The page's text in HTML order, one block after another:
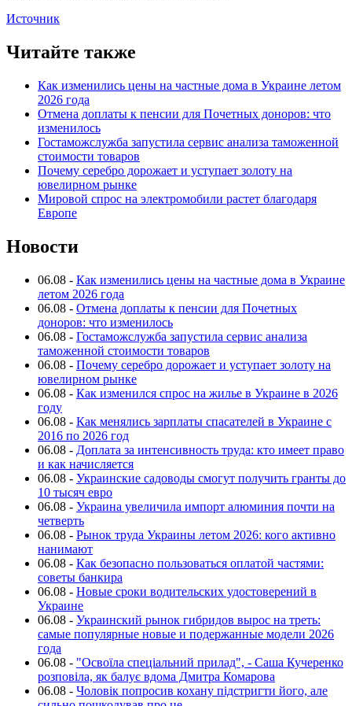
Источник
Читайте также
Как изменились цены на частные дома в Украине летом
2026 года
Отмена доплаты к пенсии для Почетных доноров: что
изменилось
Гостаможслужба запустила сервис анализа таможенной
стоимости товаров
Почему серебро дорожает и уступает золоту на
ювелирном рынке
Мировой спрос на электромобили растет благодаря
Европе
Новости
06.08 - Как изменились цены на частные дома в Украине
летом 2026 года
06.08 - Отмена доплаты к пенсии для Почетных
доноров: что изменилось
06.08 - Гостаможслужба запустила сервис анализа
таможенной стоимости товаров
06.08 - Почему серебро дорожает и уступает золоту на
ювелирном рынке
06.08 - Как изменился спрос на жилье в Украине в 2026
году
06.08 - Как менялись зарплаты спасателей в Украине с
2016 по 2026 год
06.08 - Доплата за интенсивность труда: кто имеет право
и как начисляется
06.08 - Украинские садоводы смогут получить гранты до
10 тысяч евро
06.08 - Украина увеличила импорт алюминия почти на
четверть
06.08 - Рынок труда Украины летом 2026: кого активно
нанимают
06.08 - Как безопасно пользоваться оплатой частями:
советы банкира
06.08 - Новые сроки водительских удостоверений в
Украине
06.08 - Украинский рынок гибридов вырос на треть:
самые популярные новые и подержанные модели 2026
года
06.08 - "Освоїла спеціальний прилад", - Саша Кучеренко
розповіла, як балує вдома Дмитра Комарова
06.08 - Чоловік попросив кохану підстригти його, але